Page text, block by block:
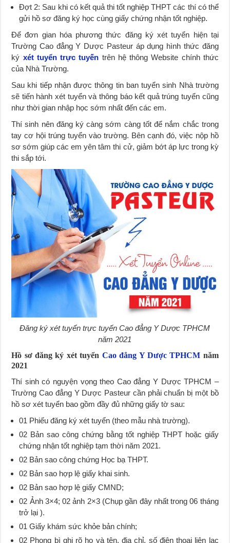
Đợt 2: Sau khi có kết quả thi tốt nghiệp THPT các thí có thể
gửi hồ sơ đăng ký học cùng giấy chứng nhận tốt nghiệp.
Để đơn gian hóa phương thức đăng ký xét tuyển hiện tại
Trường Cao đẳng Y Dược Pasteur áp dụng hình thức đăng
ký xét tuyển trực tuyến trên hệ thông Website chính thức
của Nhà Trường.
Sau khi tiếp nhận được thông tin ban tuyển sinh Nhà trường
sẽ tiến hành xét tuyển và thông báo kết quả trúng tuyển cũng
như thời gian nhập học sớm nhất đến các em.
Thí sinh nên đăng ký càng sớm càng tốt để nắm chắc trong
tay cơ hội trúng tuyển vào trường. Bên cạnh đó, việc nộp hồ
sơ sớm giúp các em yên tâm thi cử, giảm bớt áp lực trong kỳ
thi sắp tới.
Đăng ký xét tuyển trực tuyến Cao đẳng Y Dược TPHCM
năm 2021
Hồ sơ đăng ký xét tuyển Cao đẳng Y Dược TPHCM năm
2021
Thí sinh có nguyện vọng theo Cao đẳng Y Dược TPHCM –
Trường Cao đẳng Y Dược Pasteur cần phải chuẩn bị một bồ
hồ sơ xét tuyển bao gồm đầy đủ những giấy tờ sau:
01 Phiếu đăng ký xét tuyển (theo mẫu nhà trường).
02 Bản sao công chứng bằng tốt nghiệp THPT hoặc giấy
chứng nhận tốt nghiệp tạm thời năm 2021.
02 Bản sao công chứng Học bạ THPT.
02 Bản sao hợp lệ giấy khai sinh.
02 Bản sao hợp lệ giấy CMND;
02 Ảnh 3×4; 02 ảnh 2×3 (Chụp gần đây nhất trong 06 tháng
trở lại ).
01 Giấy khám sức khỏe bản chính;
02 Phong bì ghi rõ họ và tên, địa chỉ, số điện thoại liên lạc